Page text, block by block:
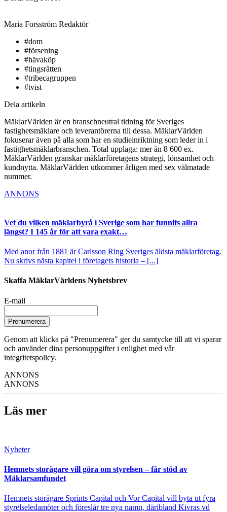
Maria Forsström Redaktör
#dom
#försening
#hävaköp
#tingsrätten
#tribecagruppen
#tvist
Dela artikeln
MäklarVärlden är en branschneutral tidning för Sveriges
fastighetsmäklare och leverantörerna till dessa. MäklarVärlden
fokuserar även på alla som har en studieinriktning som leder in i
fastighetsmäklarbranschen. Total upplaga: mer än 8 600 ex.
MäklarVärlden granskar mäklarföretagens strategi, lönsamhet och
kundnytta. MäklarVärlden utkommer årligen med sex välmatade
nummer.
ANNONS
Vet du vilken mäklarbyrå i Sverige som har funnits allra
längst? I 145 år för att vara exakt…
Med anor från 1881 är Carlsson Ring Sveriges äldsta mäklarföretag.
Nu skrivs nästa kapitel i företagets historia – [...]
Skaffa MäklarVärldens Nyhetsbrev
E-mail
Prenumerera
Genom att klicka på "Prenumerera" ger du samtycke till att vi sparar
och använder dina personuppgifter i enlighet med vår
integritetspolicy.
ANNONS
ANNONS
Läs mer
Nyheter
Hemnets storägare vill göra om styrelsen – får stöd av
Mäklarsamfundet
Hemnets storägare Sprints Capital och Vor Capital vill byta ut fyra
styrelseledamöter och föreslår tre nya namn, däribland Kivras vd